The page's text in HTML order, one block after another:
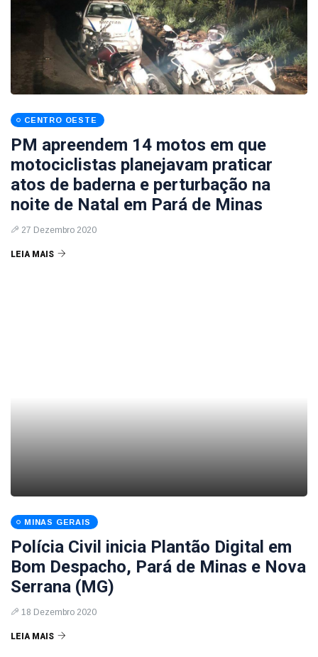
CENTRO OESTE
PM apreendem 14 motos em que
motociclistas planejavam praticar
atos de baderna e perturbação na
noite de Natal em Pará de Minas
27 Dezembro 2020
LEIA MAIS
MINAS GERAIS
Polícia Civil inicia Plantão Digital em
Bom Despacho, Pará de Minas e Nova
Serrana (MG)
18 Dezembro 2020
LEIA MAIS